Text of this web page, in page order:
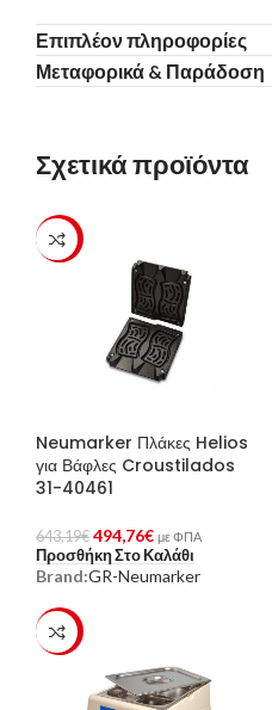
Επιπλέον πληροφορίες
Μεταφορικά & Παράδοση
Σχετικά προϊόντα
-23%
Neumarker Πλάκες Helios
για Βάφλες Croustilados
31-40461
643,19€ 494,76€ με ΦΠΑ
Προσθήκη Στο Καλάθι
Brand:GR-Neumarker
-23%